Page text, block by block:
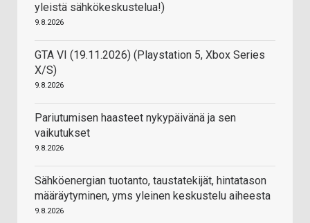
yleistä sähkökeskustelua!)
9.8.2026
GTA VI (19.11.2026) (Playstation 5, Xbox Series
X/S)
9.8.2026
Pariutumisen haasteet nykypäivänä ja sen
vaikutukset
9.8.2026
Sähköenergian tuotanto, taustatekijät, hintatason
määräytyminen, yms yleinen keskustelu aiheesta
9.8.2026